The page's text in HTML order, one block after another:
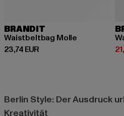
BRANDIT
Waistbeltbag Molle
23,74 EUR
Derzeitiger Preis: 23,74 EUR
Berlin Style: Der Ausdruck
Kreativität